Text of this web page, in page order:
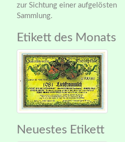
zur Sichtung einer aufgelösten
Sammlung.
Etikett des Monats
Neuestes Etikett